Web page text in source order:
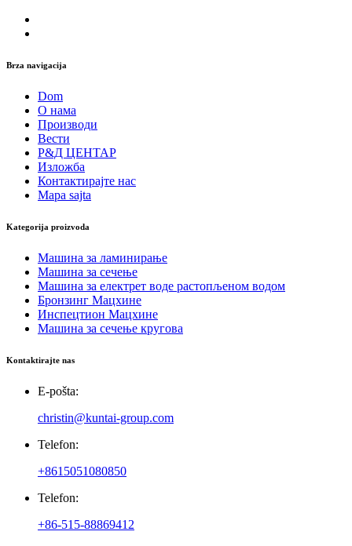
Brza navigacija
Dom
О нама
Производи
Вести
Р&Д ЦЕНТАР
Изложба
Контактирајте нас
Mapa sajta
Kategorija proizvoda
Машина за ламинирање
Машина за сечење
Машина за електрет воде растопљеном водом
Бронзинг Мацхине
Инспецтион Мацхине
Машина за сечење кругова
Kontaktirajte nas
E-pošta:
christin@kuntai-group.com
Telefon:
+8615051080850
Telefon:
+86-515-88869412